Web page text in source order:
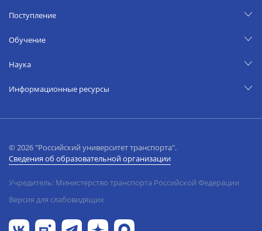
Поступление
Обучение
Наука
Информационные ресурсы
© 2026 "Российский университет транспорта".
Сведения об образовательной организации
Учредитель: Министерство транспорта Российской Федерации
Версия для слабовидящих